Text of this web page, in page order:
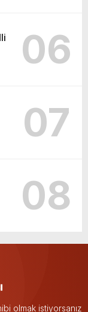
06
07
08
olmak istiyorsanız